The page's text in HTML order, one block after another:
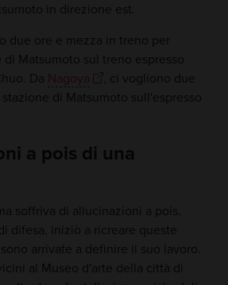
in direzione est.
due ore e mezza in treno per
di Matsumoto sul treno espresso
Da Nagoya
, ci vogliono due
di Matsumoto sull'espresso
a pois di una
soffriva di allucinazioni a pois.
difesa, iniziò a ricreare queste
arrivate a definire il suo lavoro.
al Museo d'arte della città di